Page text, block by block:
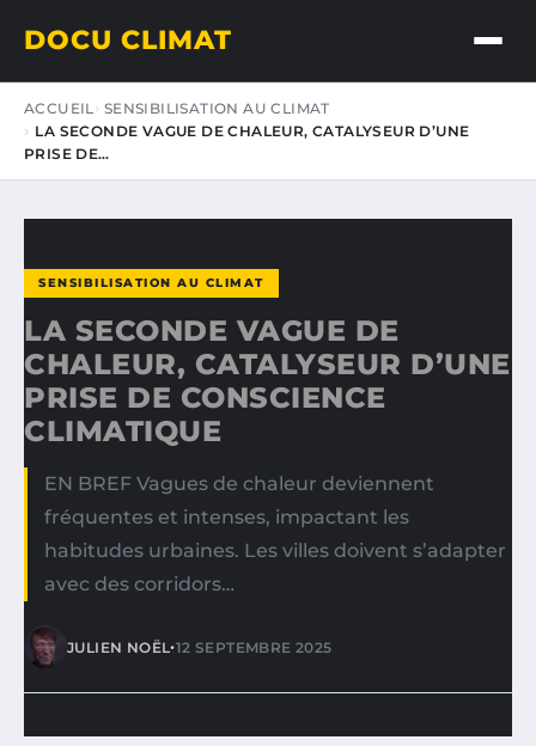
DOCU CLIMAT
ACCUEIL SENSIBILISATION AU CLIMAT
LA SECONDE VAGUE DE CHALEUR, CATALYSEUR D’UNE
PRISE DE…
SENSIBILISATION AU CLIMAT
LA SECONDE VAGUE DE
CHALEUR, CATALYSEUR D’UNE
PRISE DE CONSCIENCE
CLIMATIQUE
EN BREF Vagues de chaleur deviennent
fréquentes et intenses, impactant les
habitudes urbaines. Les villes doivent s’adapter
avec des corridors…
JULIEN NOËL•12 SEPTEMBRE 2025